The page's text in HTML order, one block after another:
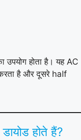
उपयोग होता है। यह AC
है और दूसरे half
होते हैं?